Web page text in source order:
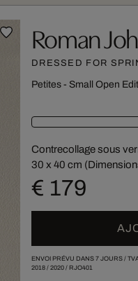
Roman
DRESSED FOR
Petites - Small Open
Contrecollage sous
30 x 40 cm
€ 179
ENVOI PRÉVU DANS 7 JOURS /
2018/ 2020/ RJO401